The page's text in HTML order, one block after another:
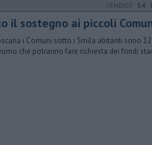
VENERDÌ 14
il sostegno ai piccoli
i Comuni sotto i 5mila abitanti sono
che potranno fare richiesta dei fondi